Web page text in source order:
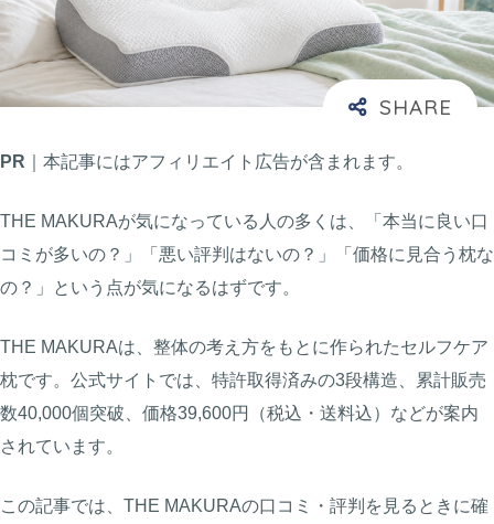
PR ｜本記事にはアフィリエイト広告が含まれます。
THE MAKURAが気になっている人の多くは、「本当に良い口
コミが多いの？」「悪い評判はないの？」「価格に見合う枕な
の？」という点が気になるはずです。
THE MAKURAは、整体の考え方をもとに作られたセルフケア
枕です。公式サイトでは、特許取得済みの3段構造、累計販売
数40,000個突破、価格39,600円（税込・送料込）などが案内
されています。
この記事では、THE MAKURAの口コミ・評判を見るときに確